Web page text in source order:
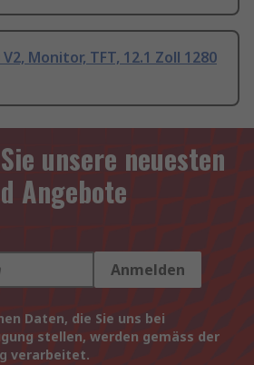
Monitor, TFT, 12.1 Zoll 1280
unsere neuesten
Angebote
Anmelden
Daten, die Sie uns bei
stellen, werden gemäss der
verarbeitet.